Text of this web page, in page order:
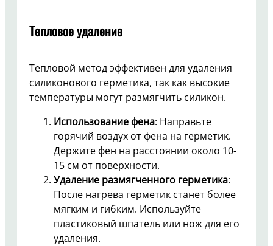
Тепловое удаление
Тепловой метод эффективен для удаления
силиконового герметика, так как высокие
температуры могут размягчить силикон.
Использование фена: Направьте
горячий воздух от фена на герметик.
Держите фен на расстоянии около 10-
15 см от поверхности.
Удаление размягченного герметика:
После нагрева герметик станет более
мягким и гибким. Используйте
пластиковый шпатель или нож для его
удаления.